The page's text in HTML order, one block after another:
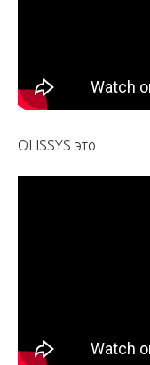
OLISSYS это